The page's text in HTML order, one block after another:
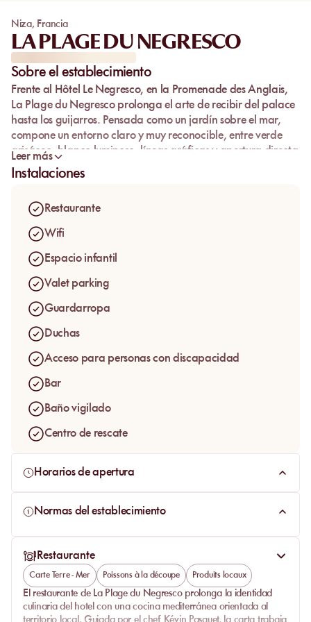
Niza, Francia
LA PLAGE DU NEGRESCO
Sobre el establecimiento
Frente al Hôtel Le Negresco, en la Promenade des Anglais,
La Plage du Negrescoprolonga el arte de recibir del palace
hasta los guijarros. Pensada como un jardín sobre el mar,
compone un entorno claro y muy reconocible, entre verde
grisáceo, blanco luminoso, líneas gráficas y apertura directa
sobre la Baie des Anges.
icónico y la orilla: se llega al corazón de la ciudad, pero la
instalación crea enseguida una sensación de retiro. Las
tumbonas y double beds suavizan la mineralidad de los
permite prolongar el tiempo allí sin romper la elegancia del
lugar. En temporada alta, anticipar la visita ayuda a
conservar ese confort desde la llegada.
Leer más
Instalaciones
Restaurante
Wifi
Espacio infantil
Valet parking
Guardarropa
Duchas
Acceso para personas con discapacidad
Bar
Baño vigilado
Centro de rescate
Horarios de apertura
Normas del establecimiento
Restaurante
Carte Terre - Mer Poissons à la découpe Produits locaux
El restaurante de La Plage du Negresco prolonga la identidad
culinaria del hotel con una cocina mediterránea orientada al